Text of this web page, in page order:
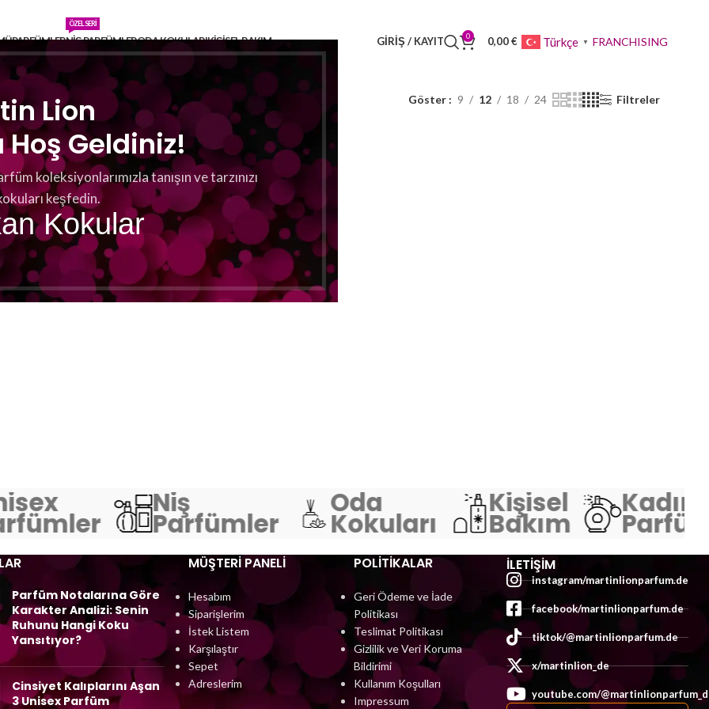
Lion
Hoş Geldiniz!
koleksiyonlarımızla tanışın ve tarzınızı
keşfedin.
Kokular
PARFÜMLERNIŞ PARFÜMLER
ÖZEL SERI
ODA KOKULARIKIŞISEL BAKIM GIRIŞ / KAYIT 0 0,00€ Türkçe ▼ FRANCHISING
Göster 9 12 18 24 Filtreler
Niş
Parfümler
Oda
Kokuları
Kişisel
Bakım
Kadın
Parfüm Notalarına Göre
Karakter Analizi: Senin
Ruhunu Hangi Koku
Yansıtıyor?
Cinsiyet Kalıplarını Aşan
3 Unisex Parfüm
MÜŞTERI PANELI
Hesabım
Siparişlerim
İstek Listem
Karşılaştır
Sepet
Adreslerim
POLİTİKALAR
Geri Ödeme ve İade
Politikası
Teslimat Politikası
Gizlilik ve Veri Koruma
Bildirimi
Kullanım Koşulları
Impressum
İLETIŞIM
instagram/martinlionparfum.de
facebook/martinlionparfum.de
tiktok/@martinlionparfum.de
x/martinlion_de
youtube.com/